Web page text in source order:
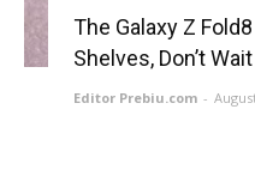
The Galaxy Z
Shelves, Don’t
Editor Prebiu.com -